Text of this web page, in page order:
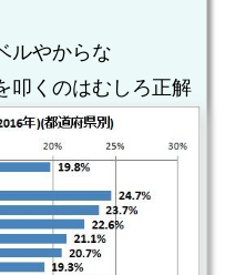
ルやからな
叩くのはむしろ正解